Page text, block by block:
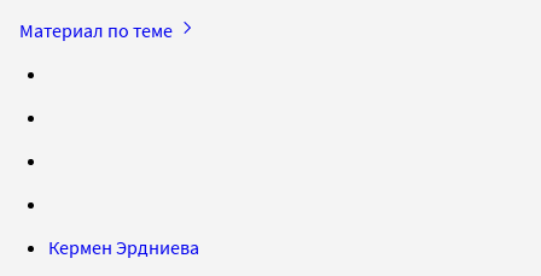
Материал по теме
Кермен Эрдниева